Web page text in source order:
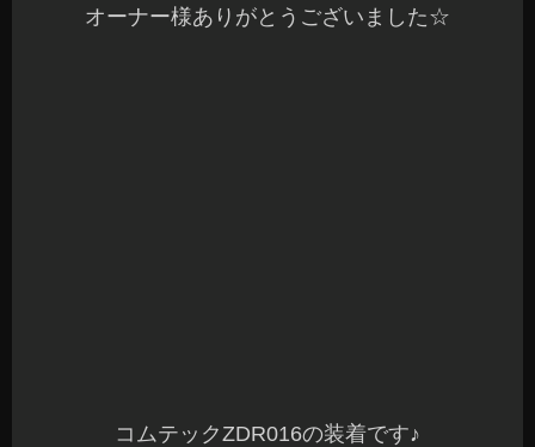
オーナー様ありがとうございました☆
コムテックZDR016の装着です♪